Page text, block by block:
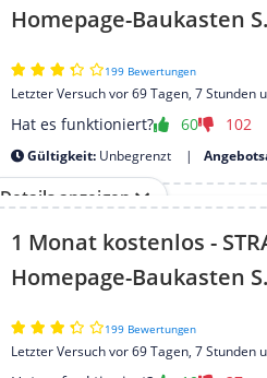
Homepage-Baukasten
199 Bewertungen
Letzter Versuch vor 69 Tagen, 7 Stunden
Hat es funktioniert? 60 102
Gültigkeit: Unbegrenzt
Details anzeigen
1 Monat kostenlos -
Homepage-Baukasten
199 Bewertungen
Letzter Versuch vor 69 Tagen, 7 Stunden